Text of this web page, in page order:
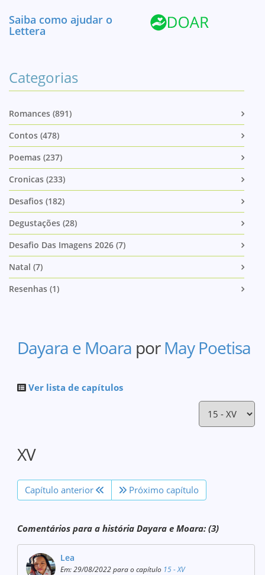
Saiba como ajudar o
Lettera
Categorias
Romances (891)
Contos (478)
Poemas (237)
Cronicas (233)
Desafios (182)
Degustações (28)
Desafio Das Imagens 2026 (7)
Natal (7)
Resenhas (1)
Dayara e Moara porMay Poetisa
Ver lista de capítulos
XV
Capítulo anterior Próximo capítulo
Comentários para a história Dayara e Moara: (3)
Lea
Em: 29/08/2022 para o capítulo 15 - XV